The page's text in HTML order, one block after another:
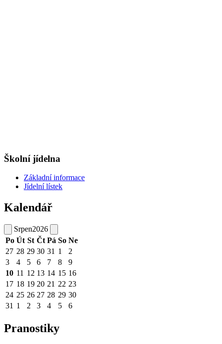
Školní jídelna
Základní informace
Jídelní lístek
Kalendář
Srpen2026
Po Út St Čt Pá So Ne
27 28 29 30 31 1
2
3
4 5 6 7 8
9
10 11 12 13 14 15 16
17 18 19 20 21 22 23
24 25 26 27 28 29 30
31 1 2 3 4 5 6
Pranostiky